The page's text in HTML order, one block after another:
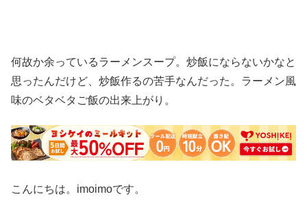
何故か余っているラーメンスープ。炒飯にならないかなと
思ったんだけど、炒飯作るの苦手なんだった。ラーメン風
味のベタベタご飯の出来上がり。
こんにちは。imoimoです。